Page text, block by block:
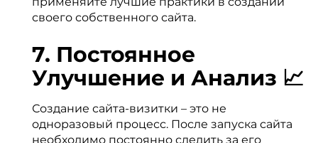
своего собственного сайта.
7. Постоянное
Улучшение и Анализ 📈
Создание сайта-визитки – это не
одноразовый процесс. После запуска сайта
необходимо постоянно следить за его